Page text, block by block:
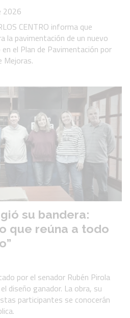
2026
CENTRO informa que
la pavimentación de un nuevo
el Plan de Pavimentación por
Mejoras.
su bandera:
que reúna a todo
por el senador Rubén Pirola
diseño ganador. La obra, su
participantes se conocerán